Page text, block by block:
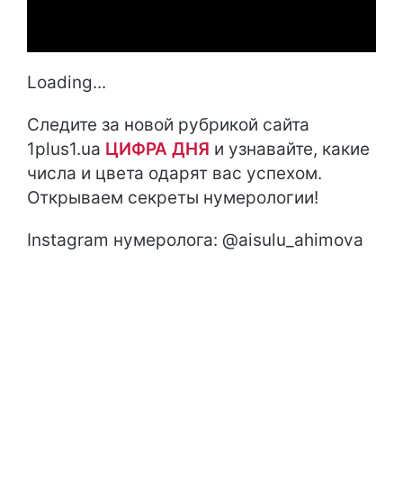
Loading...
Следите за новой рубрикой сайта
1plus1.ua ЦИФРА ДНЯ и узнавайте, какие
числа и цвета одарят вас успехом.
Открываем секреты нумерологии!
Instagram нумеролога: @aisulu_ahimova